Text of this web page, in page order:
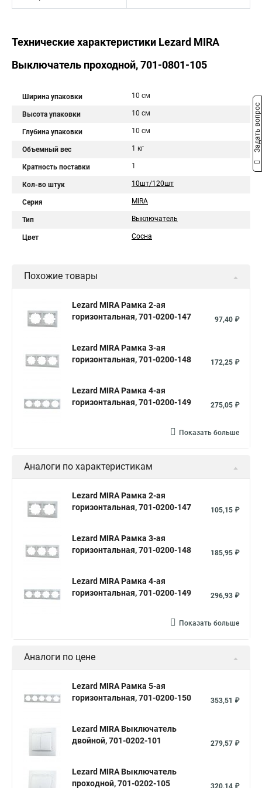
Технические характеристики Lezard MIRA
Выключатель проходной, 701-0801-105
Ширина упаковки 10 см
Высота упаковки 10 см
Глубина упаковки 10 см
Объемный вес 1 кг
Кратность поставки 1
Кол-во штук 10шт/120шт
Серия MIRA
Тип Выключатель
Цвет Сосна
Похожие товары
Lezard MIRA Рамка 2-ая
горизонтальная, 701-0200-147
97,40 ₽
Lezard MIRA Рамка 3-ая
горизонтальная, 701-0200-148
172,25 ₽
Lezard MIRA Рамка 4-ая
горизонтальная, 701-0200-149
275,05 ₽
Показать больше
Аналоги по характеристикам
Lezard MIRA Рамка 2-ая
горизонтальная, 701-0200-147
105,15 ₽
Lezard MIRA Рамка 3-ая
горизонтальная, 701-0200-148
185,95 ₽
Lezard MIRA Рамка 4-ая
горизонтальная, 701-0200-149
296,93 ₽
Показать больше
Аналоги по цене
Lezard MIRA Рамка 5-ая
горизонтальная, 701-0200-150
353,51 ₽
Lezard MIRA Выключатель
двойной, 701-0202-101
279,57 ₽
Lezard MIRA Выключатель
проходной, 701-0202-105
320,14 ₽
Задать вопрос